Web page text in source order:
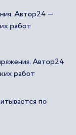
Автор24
работ
по